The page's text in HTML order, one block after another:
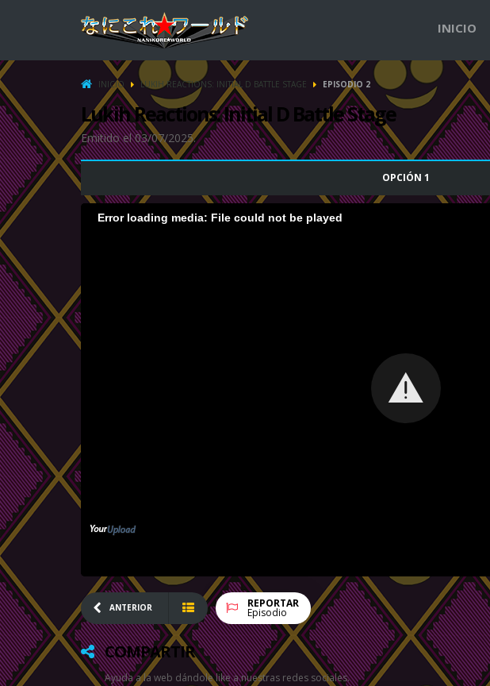
INICIO
INICIO LUKIH REACTIONS: INITIAL D BATTLE STAGE EPISODIO 2
Lukih Reactions: Initial D Battle Stage
Emitido el 03/07/2025.
OPCIÓN 1
ANTERIOR REPORTAR
Episodio
COMPARTIR
Ayuda a la web dándole like a nuestras redes sociales.